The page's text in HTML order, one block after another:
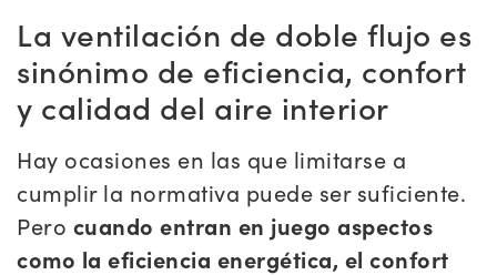
La ventilación de doble flujo es
sinónimo de eficiencia, confort
y calidad del aire interior
Hay ocasiones en las que limitarse a
cumplir la normativa puede ser suficiente.
Pero cuando entran en juego aspectos
como la eficiencia energética, el confort